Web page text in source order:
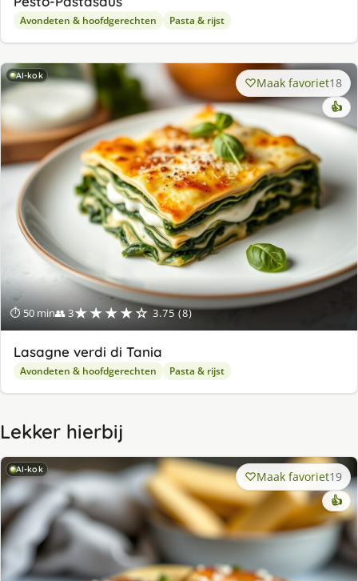
Avondeten & hoofdgerechten Pasta & rijst
AI-kok
⏱ 50 min👥 3★★★★☆ 3.75 (8)
Maak favoriet18
👍
Lasagne verdi di Tania
Avondeten & hoofdgerechten Pasta & rijst
Lekker hierbij
AI-kok Maak favoriet19
👍